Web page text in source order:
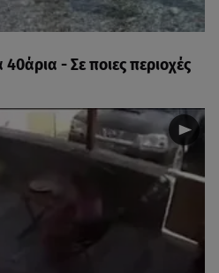
- Σε ποιες περιοχές